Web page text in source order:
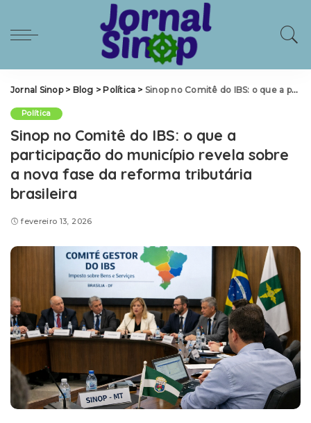
Jornal Sinop> Blog > Política > Sinop no Comitê do IBS: o que a participação do município revela sobre a nova fase da reforma tributária brasileira
Política
Sinop no Comitê do IBS: o que a
participação do município revela sobre
a nova fase da reforma tributária
brasileira
fevereiro 13, 2026